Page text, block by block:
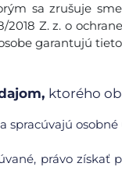
sa zrušuje
2018 Z. z. o
garantujú
ktorého
právo